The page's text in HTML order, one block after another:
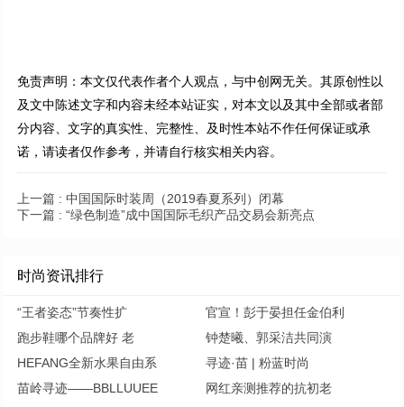
免责声明：本文仅代表作者个人观点，与中创网无关。其原创性以
及文中陈述文字和内容未经本站证实，对本文以及其中全部或者部
分内容、文字的真实性、完整性、及时性本站不作任何保证或承
诺，请读者仅作参考，并请自行核实相关内容。
上一篇 : 中国国际时装周（2019春夏系列）闭幕
下一篇 : “绿色制造”成中国国际毛织产品交易会新亮点
时尚资讯排行
“王者姿态”节奏性扩
官宣！彭于晏担任金伯利
跑步鞋哪个品牌好 老
钟楚曦、郭采洁共同演
HEFANG全新水果自由系
寻迹·苗 | 粉蓝时尚
苗岭寻迹——BBLLUUEE
网红亲测推荐的抗初老